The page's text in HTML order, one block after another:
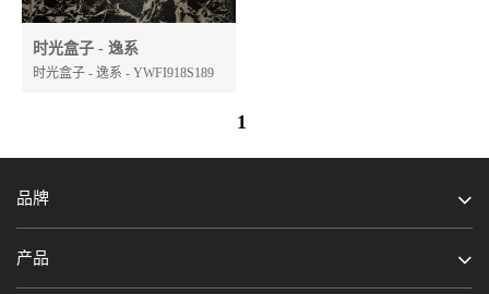
时光盒子 - 逸系
时光盒子 - 逸系 - YWFI918S189
1
品牌
产品